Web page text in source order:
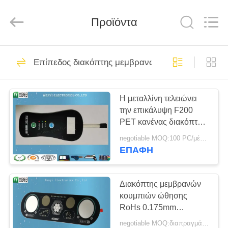
ΣΠΊΤΙ
ΠΡΟΪΌΝΤΑ
ΠΕΡΊΠΟΥ
ΕΜΕΊΣ
ΓΎΡΟΣ
ΕΡΓΟΣΤΑΣΊΩΝ
ΠΟΙΟΤΙΚΌΣ
Co.,
Reserved.
Διακόπτης
μεμβρανών FPC
Χωρητικός
διακόπτης
17
Προϊόντα
Επίπεδος διακόπτης μεμβρανών
Η μεταλλίνη τελειώνει
την επικάλυψη F200
PET κανένας διακόπτης
μεμβρανών
αποτύπωσης σε
negotiable MOQ:100 PC/μέρος
ΕΠΑΦΉ
Διακόπτης μεμβρανών
κουμπιών ώθησης
RoHs 0.175mm
επίδραση άμμου
negotiable MOQ:διαπραγμάτευση